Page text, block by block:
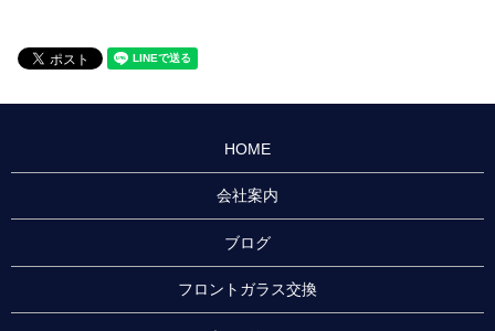
HOME
会社案内
ブログ
フロントガラス交換